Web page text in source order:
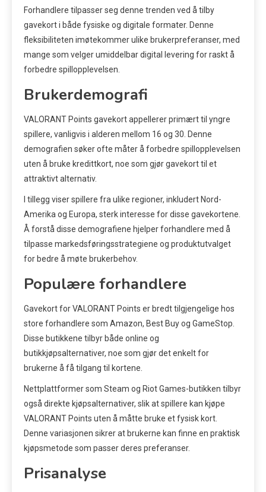
Forhandlere tilpasser seg denne trenden ved å tilby
gavekort i både fysiske og digitale formater. Denne
fleksibiliteten imøtekommer ulike brukerpreferanser, med
mange som velger umiddelbar digital levering for raskt å
forbedre spillopplevelsen.
Brukerdemografi
VALORANT Points gavekort appellerer primært til yngre
spillere, vanligvis i alderen mellom 16 og 30. Denne
demografien søker ofte måter å forbedre spillopplevelsen
uten å bruke kredittkort, noe som gjør gavekort til et
attraktivt alternativ.
I tillegg viser spillere fra ulike regioner, inkludert Nord-
Amerika og Europa, sterk interesse for disse gavekortene.
Å forstå disse demografiene hjelper forhandlere med å
tilpasse markedsføringsstrategiene og produktutvalget
for bedre å møte brukerbehov.
Populære forhandlere
Gavekort for VALORANT Points er bredt tilgjengelige hos
store forhandlere som Amazon, Best Buy og GameStop.
Disse butikkene tilbyr både online og
butikkjøpsalternativer, noe som gjør det enkelt for
brukerne å få tilgang til kortene.
Nettplattformer som Steam og Riot Games-butikken tilbyr
også direkte kjøpsalternativer, slik at spillere kan kjøpe
VALORANT Points uten å måtte bruke et fysisk kort.
Denne variasjonen sikrer at brukerne kan finne en praktisk
kjøpsmetode som passer deres preferanser.
Prisanalyse